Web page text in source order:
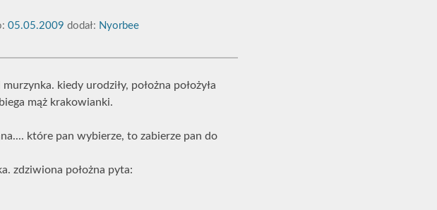
05.05.2009 dodał: Nyorbee
kiedy urodziły, położna położyła
mąż krakowianki.
które pan wybierze, to zabierze pan do
zdziwiona położna pyta: